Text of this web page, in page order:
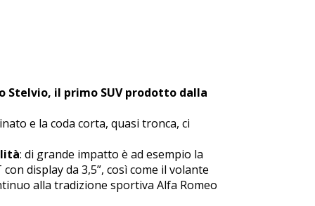
Stelvio, il primo SUV prodotto dalla
e la coda corta, quasi tronca, ci
: di grande impatto è ad esempio la
display da 3,5”, così come il volante
alla tradizione sportiva Alfa Romeo